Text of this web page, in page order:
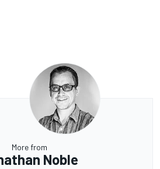
More from
Noble